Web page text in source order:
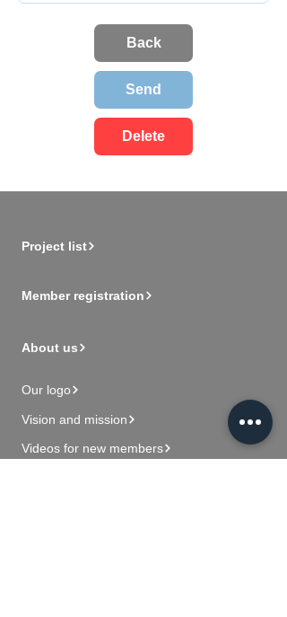
Back
Send
Delete
Project list
Member registration
About us
Our logo
Vision and mission
Videos for new members